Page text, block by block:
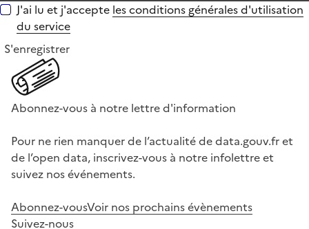
J'ai lu et j'accepte les conditions générales d'utilisation
du service
S'enregistrer
Abonnez-vous à notre lettre d'information
Pour ne rien manquer de l’actualité de data.gouv.fr et
de l’open data, inscrivez-vous à notre infolettre et
suivez nos événements.
Abonnez-vousVoir nos prochains évènements
Suivez-nous